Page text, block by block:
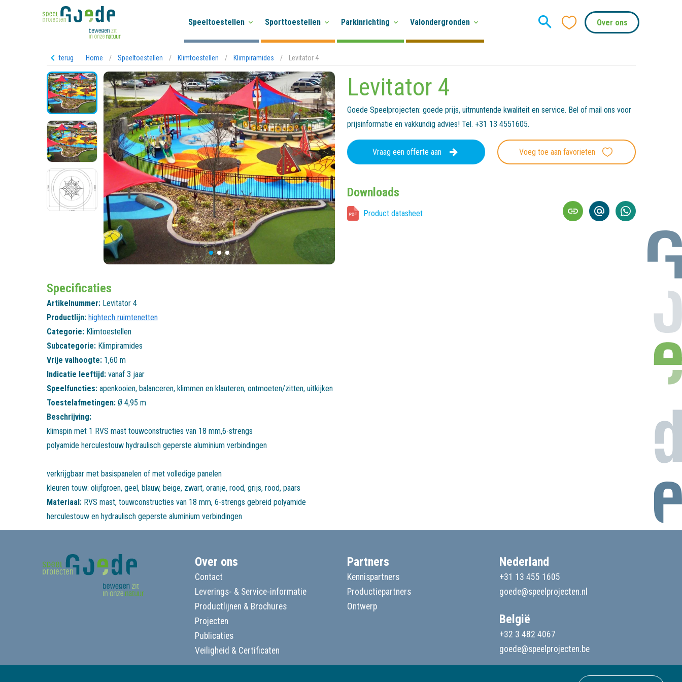
Speeltoestellen Sporttoestellen Parkinrichting Valondergronden Over ons
terug Home / Speeltoestellen / Klimtoestellen / Klimpiramides / Levitator 4
Specificaties
Artikelnummer: Levitator 4
Productlijn: hightech ruimtenetten
Categorie: Klimtoestellen
Subcategorie: Klimpiramides
Vrije valhoogte: 1,60 m
Indicatie leeftijd: vanaf 3 jaar
Speelfuncties: apenkooien, balanceren, klimmen en klauteren, ontmoeten/zitten, uitkijken
Toestelafmetingen: Ø 4,95 m
Beschrijving:
klimspin met 1 RVS mast touwconstructies van 18 mm,6-strengs
polyamide herculestouw hydraulisch geperste aluminium verbindingen
verkrijgbaar met basispanelen of met volledige panelen
Materiaal: RVS mast, touwconstructies van 18 mm, 6-strengs gebreid polyamide
herculestouw en hydraulisch geperste aluminium verbindingen
Levitator 4
Goede Speelprojecten: goede prijs, uitmuntende kwaliteit en service. Bel of mail ons voor
prijsinformatie en vakkundig advies! Tel. +31 13 4551605.
Vraag een offerte aan Voeg toe aan favorieten
Downloads
Product datasheet
Over ons
Contact
Leverings- & Service-informatie
Productlijnen & Brochures
Projecten
Publicaties
Veiligheid & Certificaten
Partners
Kennispartners
Productiepartners
Ontwerp
Nederland
+31 13 455 1605
goede@speelprojecten.nl
België
+32 3 482 4067
goede@speelprojecten.be